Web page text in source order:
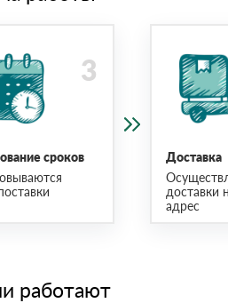
сроков
Доставка
доставки
адрес
работают